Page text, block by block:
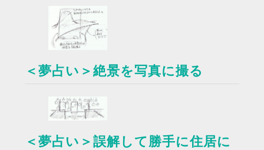
＜夢占い＞絶景を写真に撮る
＜夢占い＞誤解して勝手に住居に